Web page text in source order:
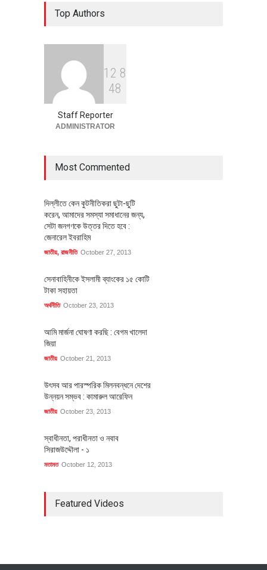
বৈশ্বিক প্রতিযোগিতা সক্ষমতা বাড়াতে
পোশাক শিল্পে নতুন উদ্যোগ
Top Authors
1 2 8
48
Staff Reporter
ADMINISTRATOR
Most Commented
দিল্লীতে কেন কুটনীতিকরা ছুটা-ছুটি
করেন, আমাদের সমস্যা সমাধানের জন্য,
সেটা জনগণকে উত্তর দিতে হবে :
জেনারেল ইবরাহিম
জাতীয়, রাজনীতি October 27, 2013
সেনাবাহিনীকে ইসলামী ব্যাংকের ১৫ কোটি
টাকা সহায়তা
অর্থনীতি October 23, 2013
আমি মার্জনা ঘোষণা করছি : বেগম খালেদা
জিয়া
জাতীয় October 21, 2013
উৎসব আর পারস্পরিক মিলনবন্ধনে দেশের
উন্নয়ন সম্ভব : কামারুল আরেফিন
জাতীয় October 23, 2013
স্বাধীনতা, পরাধীনতা ও নবাব
সিরাজউদ্দৌলা - ১
মতামত October 12, 2013
Featured Videos